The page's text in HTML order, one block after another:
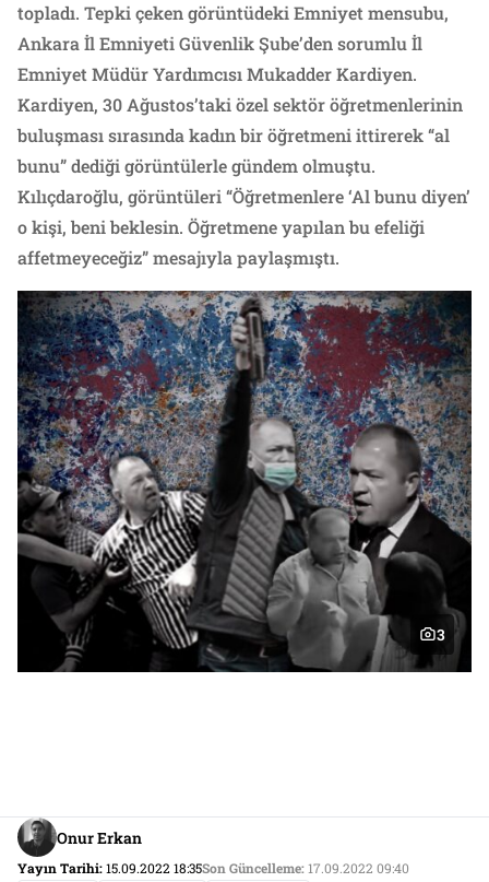
topladı. Tepki çeken görüntüdeki Emniyet mensubu,
Ankara İl Emniyeti Güvenlik Şube’den sorumlu İl
Emniyet Müdür Yardımcısı Mukadder Kardiyen.
Kardiyen, 30 Ağustos’taki özel sektör öğretmenlerinin
buluşması sırasında kadın bir öğretmeni ittirerek “al
bunu” dediği görüntülerle gündem olmuştu.
Kılıçdaroğlu, görüntüleri “Öğretmenlere ‘Al bunu diyen’
o kişi, beni beklesin. Öğretmene yapılan bu efeliği
affetmeyeceğiz” mesajıyla paylaşmıştı.
3
Onur Erkan
Yayın Tarihi:15.09.2022 18:35Son Güncelleme:17.09.2022 09:40